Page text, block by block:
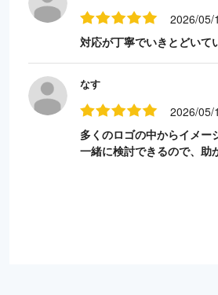
2026/05/
対応が丁寧でいきとどいて
なす
2026/05/
多くのロゴの中からイメー
一緒に検討できるので、助